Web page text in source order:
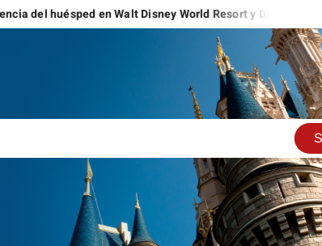
en Walt Disney World Resort y Disneyland Resort